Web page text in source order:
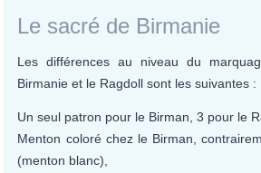
Le sacré de Birmanie
Les différences au niveau du
Birmanie et le Ragdoll sont les suivantes :
Un seul patron pour le Birman, 3 pour le
Menton coloré chez le Birman,
(menton blanc),